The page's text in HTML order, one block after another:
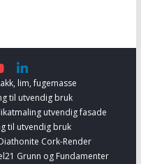
lim, fugemasse
til utvendig bruk
utvendig fasade
til utvendig bruk
Cork-Render
21 Grunn og Fundamenter